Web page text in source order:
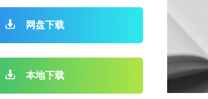
网盘下载
本地下载